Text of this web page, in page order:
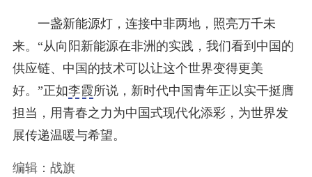
一盏新能源灯，连接中非两地，照亮万千未
来。“从向阳新能源在非洲的实践，我们看到中国的
供应链、中国的技术可以让这个世界变得更美
好。”正如李霞所说，新时代中国青年正以实干挺膺
担当，用青春之力为中国式现代化添彩，为世界发
展传递温暖与希望。
编辑：战旗